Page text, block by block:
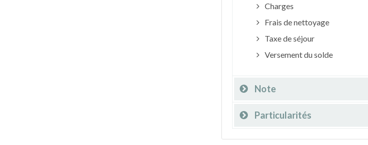
Charges
Frais de nettoyage
Taxe de séjour
Versement du solde
Note
Particularités